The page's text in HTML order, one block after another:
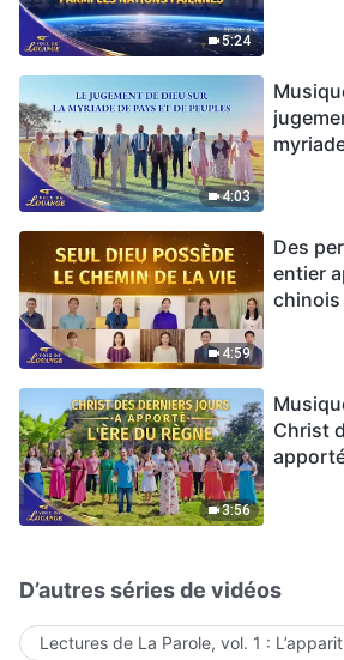
5:24
2026
4:03
4:59
Des
entier
chinois
3:56
Christ
D’autres séries de vidéos
Lectures de La Parole, vol. 1 :